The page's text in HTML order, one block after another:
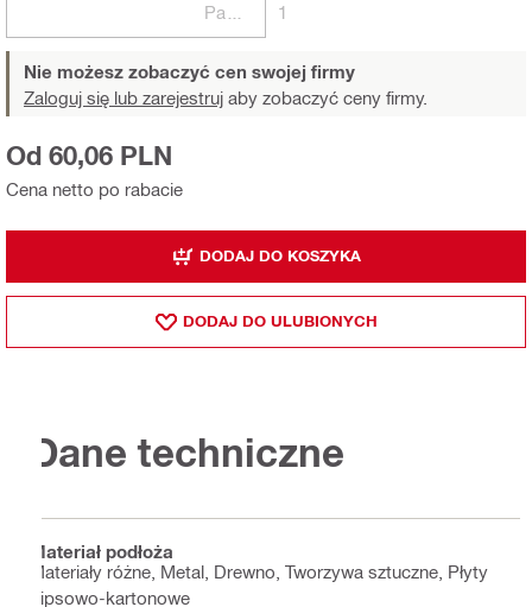
1
Nie możesz zobaczyć cen swojej firmy
Zaloguj się lub zarejestruj aby zobaczyć ceny firmy.
Cena netto po rabacie
Od 60,06 PLN
DODAJ DO KOSZYKA
DODAJ DO ULUBIONYCH
Dane techniczne
Materiał podłoża
Materiały różne, Metal, Drewno, Tworzywa sztuczne, Płyty
gipsowo-kartonowe